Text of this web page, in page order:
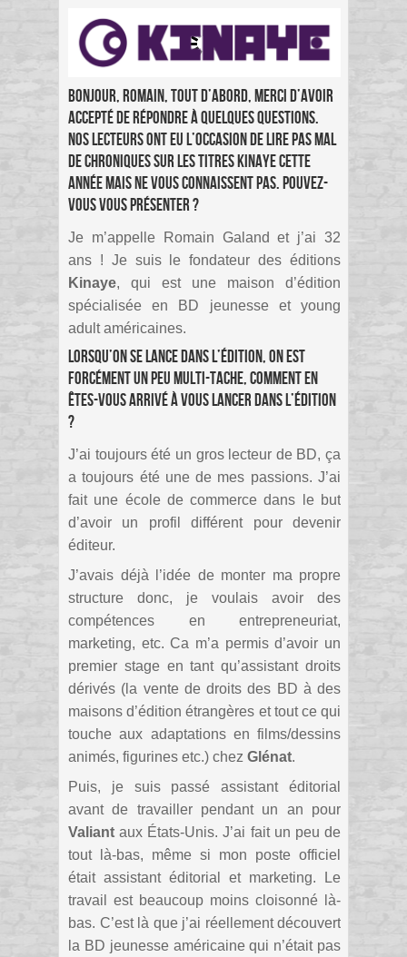
Bonjour, Romain, tout d’abord, merci d’avoir
accepté de répondre à quelques questions.
Nos lecteurs ont eu l’occasion de lire pas mal
de chroniques sur les titres Kinaye cette
année mais ne vous connaissent pas. Pouvez-
vous vous présenter ?
Je m’appelle Romain Galand et j’ai 32
ans ! Je suis le fondateur des éditions
Kinaye, qui est une maison d’édition
spécialisée en BD jeunesse et young
adult américaines.
Lorsqu’on se lance dans l’édition, on est
forcément un peu multi-tache, comment en
êtes-vous arrivé à vous lancer dans l’édition
?
J’ai toujours été un gros lecteur de BD, ça
a toujours été une de mes passions. J’ai
fait une école de commerce dans le but
d’avoir un profil différent pour devenir
éditeur.
J’avais déjà l’idée de monter ma propre
structure donc, je voulais avoir des
compétences en entrepreneuriat,
marketing, etc. Ca m’a permis d’avoir un
premier stage en tant qu’assistant droits
dérivés (la vente de droits des BD à des
maisons d’édition étrangères et tout ce qui
touche aux adaptations en films/dessins
animés, figurines etc.) chez Glénat.
Puis, je suis passé assistant éditorial
avant de travailler pendant un an pour
Valiant aux États-Unis. J’ai fait un peu de
tout là-bas, même si mon poste officiel
était assistant éditorial et marketing. Le
travail est beaucoup moins cloisonné là-
bas. C’est là que j’ai réellement découvert
la BD jeunesse américaine qui n’était pas